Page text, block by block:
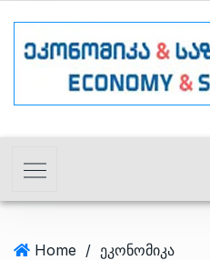
Home / ეკონომიკა